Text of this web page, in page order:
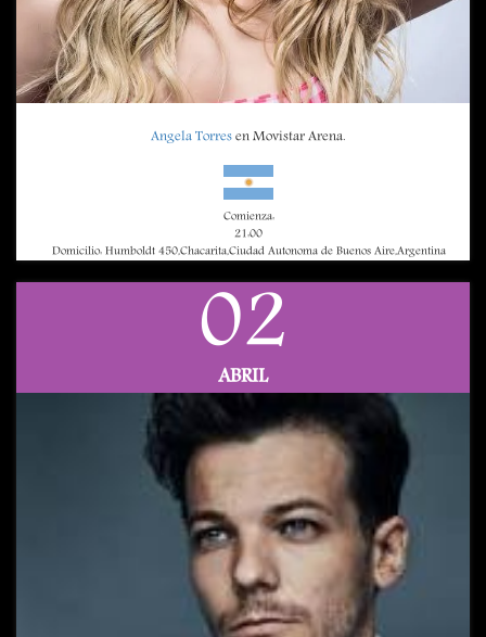
Angela Torresen Movistar Arena.
Comienza:
21:00
Domicilio: Humboldt 450,Chacarita,Ciudad Autonoma de Buenos Aire,Argentina
02
ABRIL